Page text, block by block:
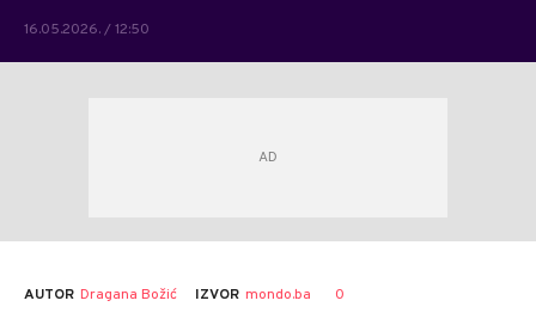
16.05.2026. / 12:50
AUTOR Dragana Božić IZVOR mondo.ba 0